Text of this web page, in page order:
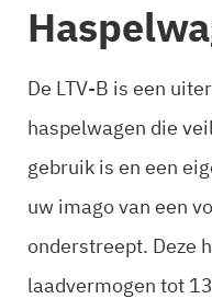
Diensten
Over ons
Blog
De LTV-B is een
haspelwagen die
gebruik is en een
uw imago van een
onderstreept. Deze
laadvermogen tot